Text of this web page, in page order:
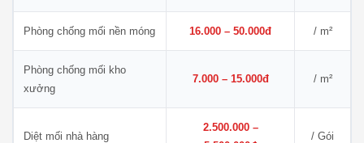
Phòng chống mối nền móng 16.000 – 50.000đ / m²
Phòng chống mối kho
xưởng
7.000 – 15.000đ / m²
Diệt mối nhà hàng
2.500.000 –
/ Gói